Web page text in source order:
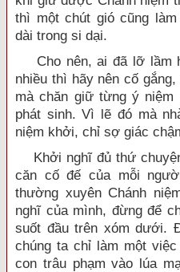
thì một chút gió cũng
dài trong si dại.
Cho nên, ai đã lỡ lầm
nhiều thì hãy nên cố
mà chăn giữ từng ý
phát sinh. Vì lẽ đó mà
niệm khởi, chỉ sợ giác
Khởi nghĩ đủ thứ
căn cố đế của mỗi
thường xuyên Chánh
nghĩ của mình, đừng để
suốt đầu trên xóm dưới.
chúng ta chỉ làm một
con trâu phạm vào lúa